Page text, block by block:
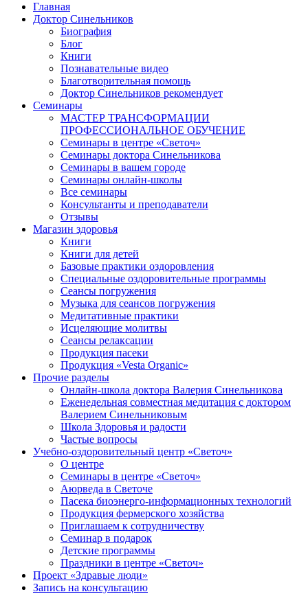
Главная
Доктор Синельников
Биография
Блог
Книги
Познавательные видео
Благотворительная помощь
Доктор Синельников рекомендует
Семинары
МАСТЕР ТРАНСФОРМАЦИИ
ПРОФЕССИОНАЛЬНОЕ ОБУЧЕНИЕ
Семинары в центре «Светоч»
Семинары доктора Синельникова
Семинары в вашем городе
Семинары онлайн-школы
Все семинары
Консультанты и преподаватели
Отзывы
Магазин здоровья
Книги
Книги для детей
Базовые практики оздоровления
Специальные оздоровительные программы
Сеансы погружения
Музыка для сеансов погружения
Медитативные практики
Исцеляющие молитвы
Сеансы релаксации
Продукция пасеки
Продукция «Vesta Organic»
Прочие разделы
Онлайн-школа доктора Валерия Синельникова
Еженедельная совместная медитация с доктором
Валерием Синельниковым
Школа Здоровья и радости
Частые вопросы
Учебно-оздоровительный центр «Светоч»
О центре
Семинары в центре «Светоч»
Аюрведа в Светоче
Пасека биоэнерго-информационных технологий
Продукция фермерского хозяйства
Приглашаем к сотрудничеству
Семинар в подарок
Детские программы
Праздники в центре «Светоч»
Проект «Здравые люди»
Запись на консультацию